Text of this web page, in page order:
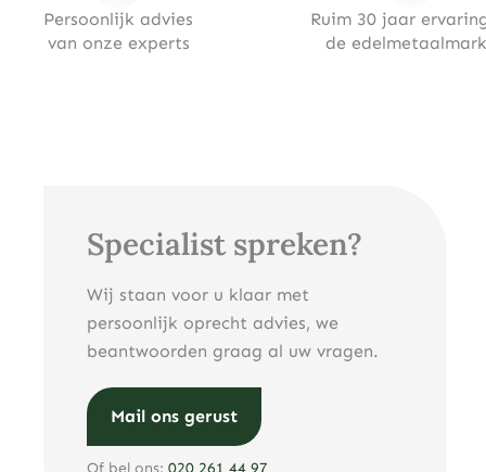
Persoonlijk advies
van onze experts
Ruim 30 jaar
de
Specialist spreken?
Wij staan voor u klaar met
persoonlijk oprecht advies, we
beantwoorden graag al uw vragen.
Mail ons gerust